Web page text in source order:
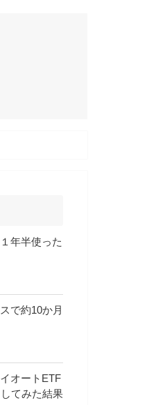
年半使った
で約10か月
オートETF
てみた結果